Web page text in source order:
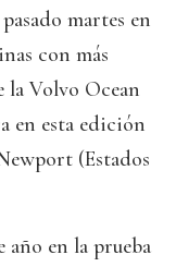
martes en
con más
Volvo Ocean
en esta edición
(Estados
año en la prueba